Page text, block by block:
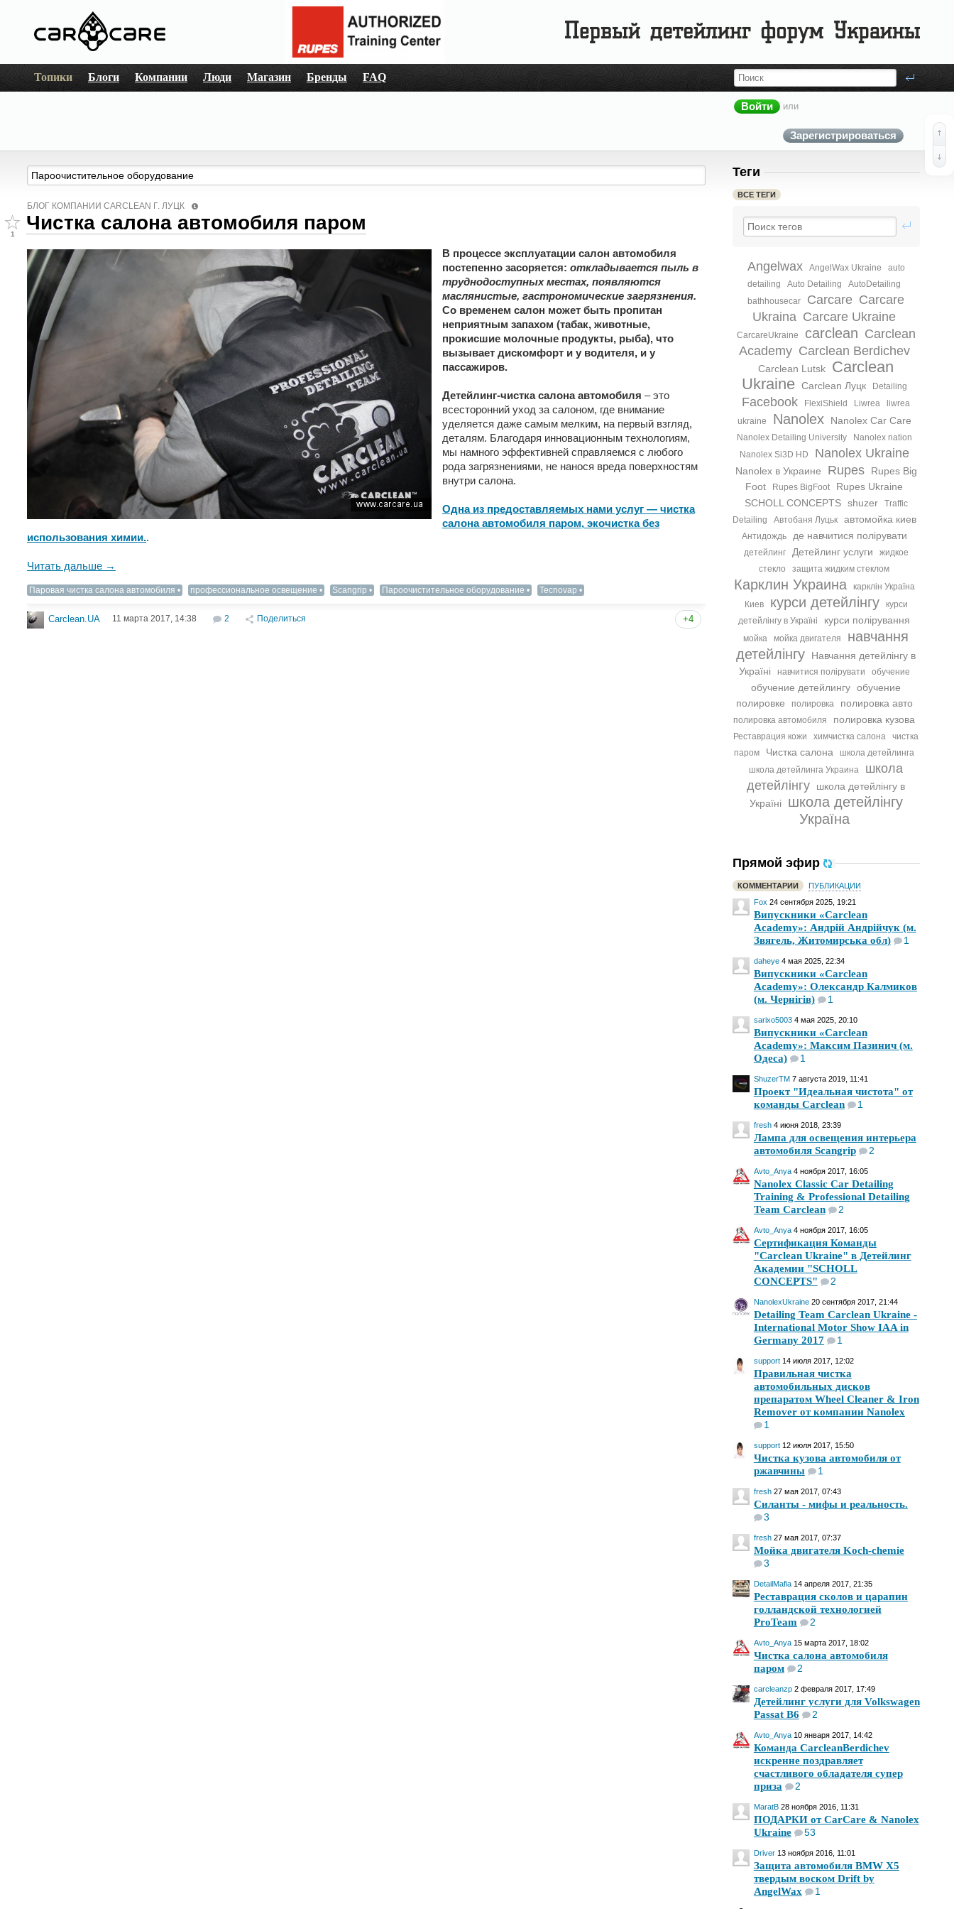
Топики Блоги Компании Люди Магазин Бренды FAQ
Войти или
Зарегистрироваться
Теги
ВСЕ ТЕГИ
Angelwax AngelWax Ukraine
auto
detailing
Auto Detailing‬
AutoDetailing‬
bathhousecar
Carcare Carcare
Ukraina Carcare Ukraine
CarcareUkraine carclean Carclean
Academy Carclean Berdichev
Carclean Lutsk
Carclean
Ukraine Carclean Луцк Detailing‬
Facebook FlexiShield Liwrea
liwrea
ukraine
Nanolex Nanolex Car Care
Nanolex Detailing University
Nanolex nation
Nanolex Si3D HD
Nanolex Ukraine
Nanolex в Украине Rupes
Rupes Big
Foot
Rupes BigFoot
Rupes Ukraine
SCHOLL CONCEPTS shuzer
Traffic
Detailing
Автобаня Луцьк автомойка киев
Антидождь де навчитися полірувати
детейлинг Детейлинг услуги
жидкое
стекло
защита жидким стеклом
Карклин Украина
карклін Україна
Киев
курси детейлінгу
курси
детейлінгу в Україні
курси полірування
мойка мойка двигателя
навчання
детейлінгу
Навчання детейлінгу в
Україні
навчитися полірувати обучение
обучение детейлингу обучение
полировке
полировка полировка авто
полировка автомобиля полировка кузова
Реставрация кожи химчистка салона
чистка
паром
Чистка салона
школа детейлинга
школа детейлинга Украина
школа
детейлінгу
школа детейлінгу в
Україні
школа детейлінгу
Україна
Прямой эфир
КОММЕНТАРИИ
ПУБЛИКАЦИИ
Fox 24 сентября 2025, 19:21
Випускники «Carclean
Academy»: Андрій Андрійчук (м.
Звягель, Житомирська обл)
1
daheye 4 мая 2025, 22:34
Випускники «Carclean
Academy»: Олександр Калмиков
(м. Чернігів)
1
sarixo5003 4 мая 2025, 20:10
Випускники «Carclean
Academy»: Максим Пазинич (м.
Одеса)
1
ShuzerTM 7 августа 2019, 11:41
Проект "Идеальная чистота" от
команды Carclean
1
fresh 4 июня 2018, 23:39
Лампа для освещения интерьера
автомобиля Scangrip
2
Avto_Anya 4 ноября 2017, 16:05
Nanolex Classic Car Detailing
Training & Professional Detailing
Team Carclean
2
Avto_Anya 4 ноября 2017, 16:05
Сертификация Команды
"Carclean Ukraine" в Детейлинг
Академии "SCHOLL
CONCEPTS"
2
NanolexUkraine 20 сентября 2017, 21:44
Detailing Team Carclean Ukraine -
International Motor Show IAA in
Germany 2017
1
support 14 июля 2017, 12:02
Правильная чистка
автомобильных дисков
препаратом Wheel Cleaner & Iron
Remover от компании Nanolex
1
support 12 июля 2017, 15:50
Чистка кузова автомобиля от
ржавчины
1
fresh 27 мая 2017, 07:43
Силанты - мифы и реальность.
3
fresh 27 мая 2017, 07:37
Мойка двигателя Koch-chemie
3
DetailMafia 14 апреля 2017, 21:35
Реставрация сколов и царапин
голландской технологией
ProTeam
2
Avto_Anya 15 марта 2017, 18:02
Чистка салона автомобиля
паром
2
carcleanzp 2 февраля 2017, 17:49
Детейлинг услуги для Volkswagen
Passat B6
2
Avto_Anya 10 января 2017, 14:42
Команда CarcleanBerdichev
искренне поздравляет
счастливого обладателя супер
приза
2
MaratB 28 ноября 2016, 11:31
ПОДАРКИ от СarCare & Nanolex
Ukraine
53
Driver 13 ноября 2016, 11:01
Защита автомобиля BMW X5
твердым воском Drift by
AngelWax
1
БЛОГ КОМПАНИИ СARCLEAN Г. ЛУЦК
1
Чистка салона автомобиля паром
В процессе эксплуатации салон автомобиля
постепенно засоряется: откладывается пыль в
труднодоступных местах, появляются
маслянистые, гастрономические загрязнения.
Со временем салон может быть пропитан
неприятным запахом (табак, животные,
прокисшие молочные продукты, рыба), что
вызывает дискомфорт и у водителя, и у
пассажиров.
Детейлинг-чистка салона автомобиля – это
всесторонний уход за салоном, где внимание
уделяется даже самым мелким, на первый взгляд,
деталям. Благодаря инновационным технологиям,
мы намного эффективней справляемся с любого
рода загрязнениями, не нанося вреда поверхностям
внутри салона.
Одна из предоставляемых нами услуг — чистка
салона автомобиля паром, экочистка без
использования химии..
Читать дальше →
Паровая чистка салона автомобиля профессиональное освещение Scangrip Пароочистительное оборудование Tecnovap
Carclean.UA 11 марта 2017, 14:38 2 Поделиться +4